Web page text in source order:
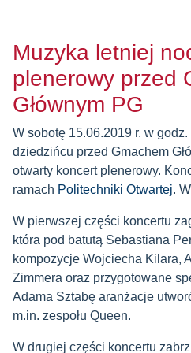
Muzyka letniej
plenerowy przed
Głównym PG
W sobotę 15.06.2019 r. w
dziedzińcu przed Gmachem
otwarty koncert plenerowy.
ramach Politechniki Otwartej.
W pierwszej części koncertu
która pod batutą Sebastiana
kompozycje Wojciecha Kilara,
Zimmera oraz przygotowane
Adama Sztabę aranżacje
m.in. zespołu Queen.
W drugiej części koncertu